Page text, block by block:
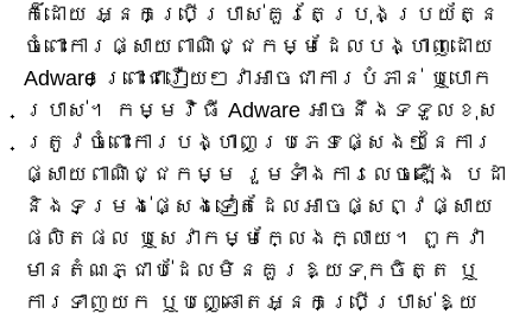
ក៏ដោយ អ្នកប្រើប្រាស់គួរតែប្រុងប្រយ័ត្ន
ចំពោះការផ្សាយពាណិជ្ជកម្មដែលបង្ហាញដោយ
Adware ព្រោះជារឿយៗវាអាចជាការបំភាន់ ឬបោក
ប្រាស់។ កម្មវិធី Adware អាចនឹងទទួលខុស
ត្រូវចំពោះការបង្ហាញប្រភេទផ្សេងៗនៃការ
ផ្សាយពាណិជ្ជកម្ម រួមទាំងការលេចឡើង បដា
និងទម្រង់ផ្សេងទៀតដែលអាចផ្សព្វផ្សាយ
ផលិតផល ឬសេវាកម្មក្លែងក្លាយ។ ពួកវា
មានតំណភ្ជាប់ដែលមិនគួរឱ្យទុកចិត្ត ឬ
ការទាញយក ឬបញ្ឆោតអ្នកប្រើប្រាស់ឱ្យ